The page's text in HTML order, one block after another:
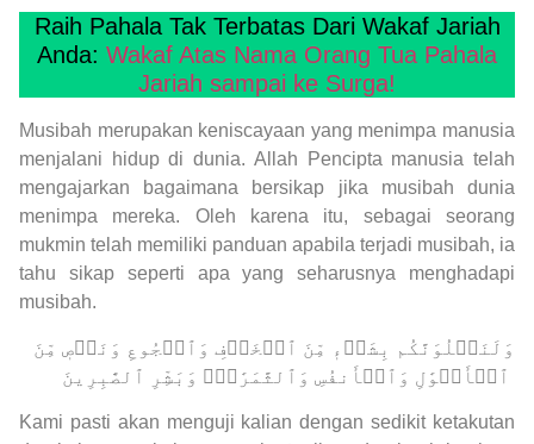
Raih Pahala Tak Terbatas Dari Wakaf Jariah
Anda: Wakaf Atas Nama Orang Tua Pahala
Jariah sampai ke Surga!
Musibah merupakan keniscayaan yang menimpa manusia
menjalani hidup di dunia. Allah Pencipta manusia telah
mengajarkan bagaimana bersikap jika musibah dunia
menimpa mereka. Oleh karena itu, sebagai seorang
mukmin telah memiliki panduan apabila terjadi musibah, ia
tahu sikap seperti apa yang seharusnya menghadapi
musibah.
وَلَنَبۡلُوَنَّكُم بِشَيۡءٖ مِّنَ ٱلۡخَوۡفِ وَٱلۡجُوعِ وَنَقۡصٖ مِّنَ
Kami pasti akan menguji kalian dengan sedikit ketakutan